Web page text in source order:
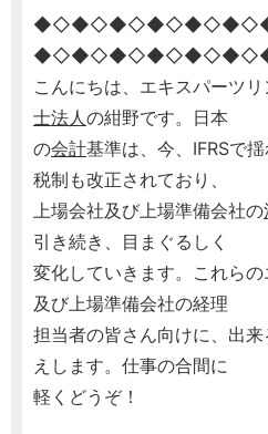
こんにちは、エキスパーツ
士法人の紺野です。日本
の会計基準は、今、IFRSで
税制も改正されており、
上場会社及び上場準備会社の
引き続き、目まぐるしく
変化していきます。これら
及び上場準備会社の経理
担当者の皆さん向けに、出
えします。仕事の合間に
軽くどうぞ！